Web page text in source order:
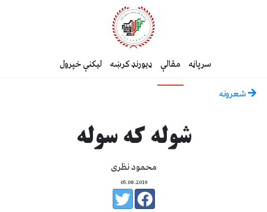
سرپاڼه مقالې ډیورنډ کرښه لیکنې خپرول
شعرونه
شوله که سوله
محمود نظری
05.08.2019